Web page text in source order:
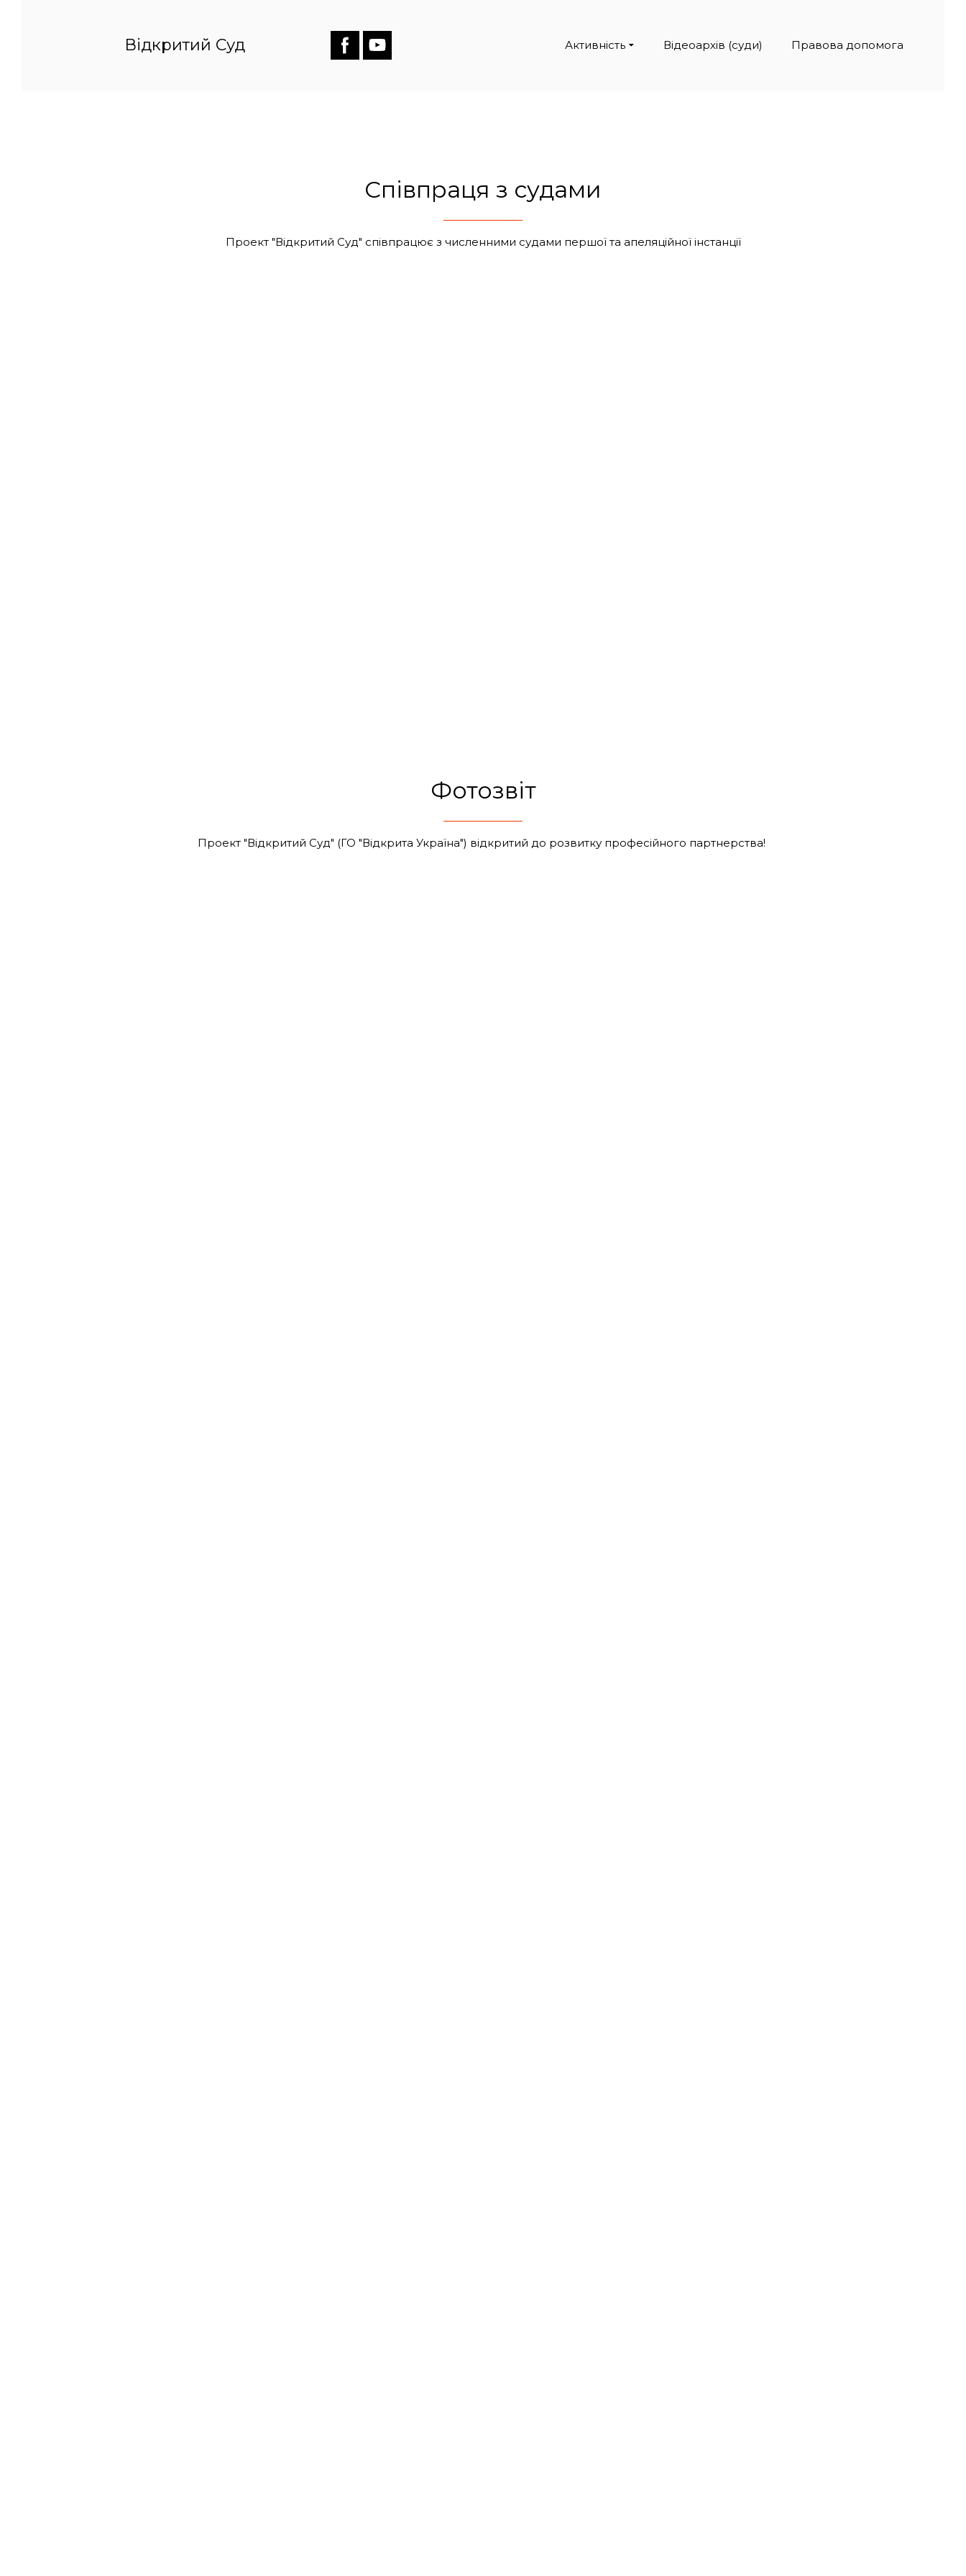
Відкритий Суд Активність Відеоархів (суди) Правова допомога
Співпраця з судами
Проект "Відкритий Суд" співпрацює з численними судами першої та апеляційної інстанції
Фотозвіт
Проект "Відкритий Суд" (ГО "Відкрита Україна") відкритий до розвитку професійного партнерства!